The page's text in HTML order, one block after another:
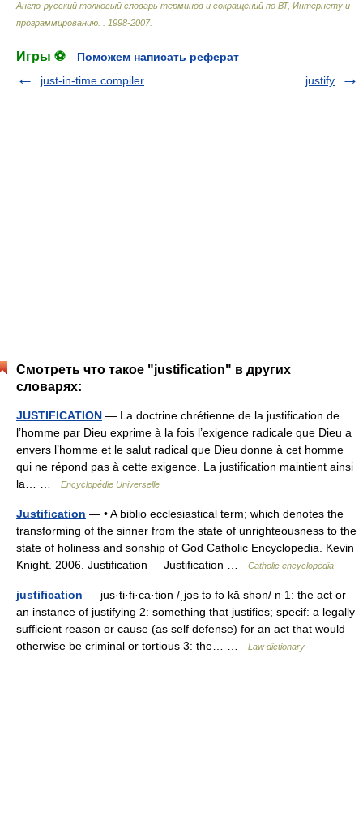
Англо-русский толковый словарь терминов и сокращений по ВТ, Интернету и
программированию.
1998-2007.
Игры ⚽
Поможем написать реферат
just-in-time compiler
justify
Смотреть что такое "justification" в других
словарях:
JUSTIFICATION — La doctrine chrétienne de la justification de
l’homme par Dieu exprime à la fois l’exigence radicale que Dieu a
envers l’homme et le salut radical que Dieu donne à cet homme
qui ne répond pas à cette exigence. La justification maintient ainsi
la… …
Encyclopédie Universelle
Justification — • A biblio ecclesiastical term; which denotes the
transforming of the sinner from the state of unrighteousness to the
state of holiness and sonship of God Catholic Encyclopedia. Kevin
Knight. 2006. Justification Justification …
Catholic encyclopedia
justification — jus·ti·fi·ca·tion /ˌjəs tə fə kā shən/ n 1: the act or
an instance of justifying 2: something that justifies; specif: a legally
sufficient reason or cause (as self defense) for an act that would
otherwise be criminal or tortious 3: the… …
Law dictionary